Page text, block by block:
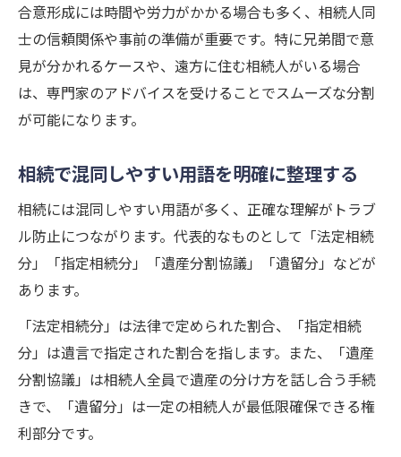
合意形成には時間や労力がかかる場合も多く、相続人同
士の信頼関係や事前の準備が重要です。特に兄弟間で意
見が分かれるケースや、遠方に住む相続人がいる場合
は、専門家のアドバイスを受けることでスムーズな分割
が可能になります。
相続で混同しやすい用語を明確に整理する
相続には混同しやすい用語が多く、正確な理解がトラブ
ル防止につながります。代表的なものとして「法定相続
分」「指定相続分」「遺産分割協議」「遺留分」などが
あります。
「法定相続分」は法律で定められた割合、「指定相続
分」は遺言で指定された割合を指します。また、「遺産
分割協議」は相続人全員で遺産の分け方を話し合う手続
きで、「遺留分」は一定の相続人が最低限確保できる権
利部分です。